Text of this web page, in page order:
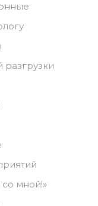
разгрузки
мной!»